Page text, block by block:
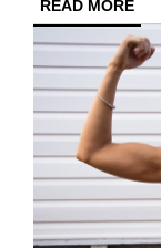
READ MORE